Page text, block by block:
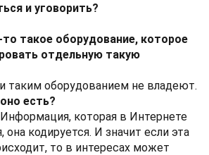
и уговорить?
то такое оборудование, которое
отдельную такую
таким оборудованием не владеют.
есть?
которая в Интернете
она кодируется. И значит если эта
то в интересах может